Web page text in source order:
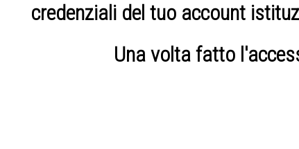
credenziali del tuo account
Una volta fatto